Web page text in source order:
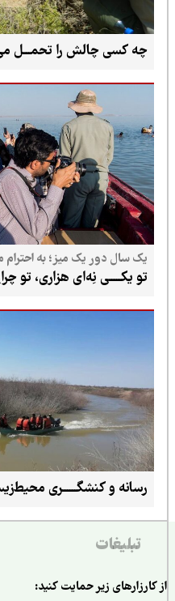
چه کسی چالش را تحمـــل
یک سال دور یک میز؛ به احترام
تو یکـــــی نِه‌ای هزاری، تو چراغِ
رسانه و کنشگــــــری محیط‌زیست
تبلیغات
زیر حمایت کنید: